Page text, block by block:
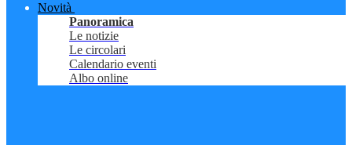
Novità
Panoramica
Le notizie
Le circolari
Calendario eventi
Albo online